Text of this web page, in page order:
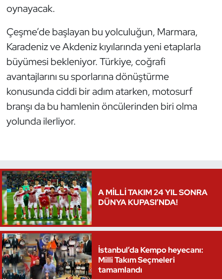
oynayacak.
Çeşme’de başlayan bu yolculuğun, Marmara,
Karadeniz ve Akdeniz kıyılarında yeni etaplarla
büyümesi bekleniyor. Türkiye, coğrafi
avantajlarını su sporlarına dönüştürme
konusunda ciddi bir adım atarken, motosurf
branşı da bu hamlenin öncülerinden biri olma
yolunda ilerliyor.
A MİLLİ TAKIM 24 YIL SONRA
DÜNYA KUPASI’NDA!
İstanbul’da Kempo heyecanı:
Milli Takım Seçmeleri
tamamlandı
Voleybol
Vücut Geliştirme Fitness
Wushu Kungfu
Yelken